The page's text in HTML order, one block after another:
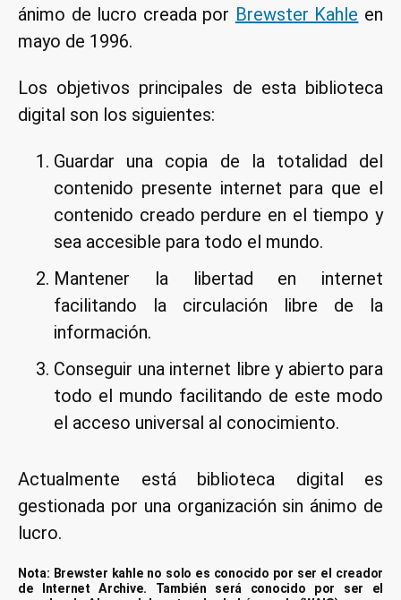
ánimo de lucro creada por Brewster Kahle en
mayo de 1996.
Los objetivos principales de esta biblioteca
digital son los siguientes:
Guardar una copia de la totalidad del
contenido presente internet para que el
contenido creado perdure en el tiempo y
sea accesible para todo el mundo.
Mantener la libertad en internet
facilitando la circulación libre de la
información.
Conseguir una internet libre y abierto para
todo el mundo facilitando de este modo
el acceso universal al conocimiento.
Actualmente está biblioteca digital es
gestionada por una organización sin ánimo de
lucro.
Nota: Brewster kahle no solo es conocido por ser el creador
de Internet Archive. También será conocido por ser el